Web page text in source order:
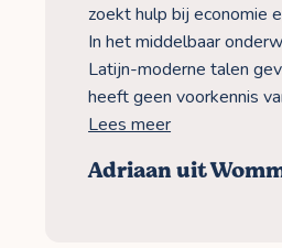
zoekt hulp bij economie
In het middelbaar
Latijn-moderne talen
heeft geen voorkennis
Lees meer
Adriaan uit